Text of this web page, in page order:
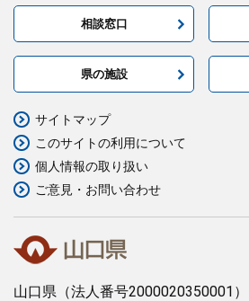
相談窓口
県の施設
山口県 （法人番号2000020350001）
サイトマップ
このサイトの利用について
個人情報の取り扱い
ご意見・お問い合わせ